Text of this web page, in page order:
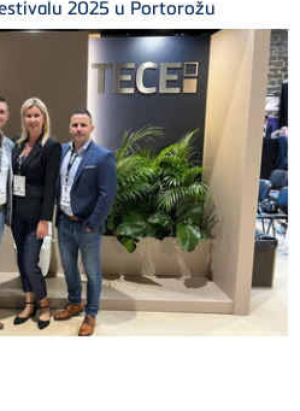
2025 u Portorožu